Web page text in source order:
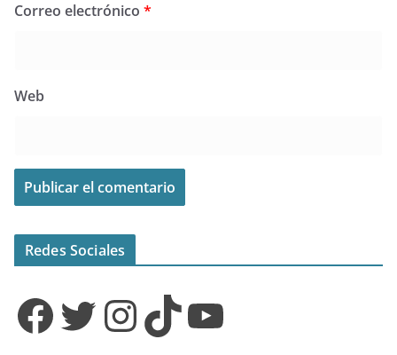
Correo electrónico *
Web
Redes Sociales
Facebook Twitter InstagramTikTok YouTube